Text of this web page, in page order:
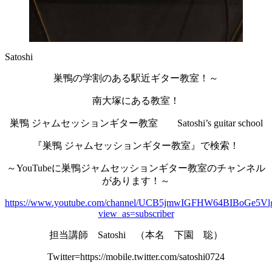
Satoshi
巣鴨の学割のある駅近ギター教室！～
南大塚にある教室！
巣鴨 ジャムセッションギター教室 Satoshi’s guitar school
『巣鴨 ジャムセッションギター教室』で検索！
～YouTubeに巣鴨ジャムセッションギター教室のチャンネル
があります！～
https://www.youtube.com/channel/
view_as=subscriber
担当講師 Satoshi （本名 下園 聡）
Twitter=https://mobile.twitter.com/satoshi0724